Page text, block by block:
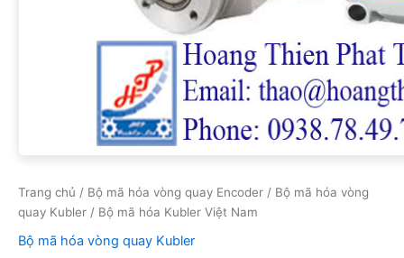
Trang chủ / Bộ mã hóa vòng quay Encoder / Bộ mã hóa vòng
quay Kubler / Bộ mã hóa Kubler Việt Nam
Bộ mã hóa vòng quay Kubler